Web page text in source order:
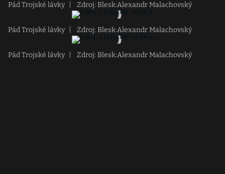
Pád Trojské lávky Zdroj: Blesk:Alexandr Malachovský
Pád Trojské lávky Zdroj: Blesk:Alexandr Malachovský
Pád Trojské lávky Zdroj: Blesk:Alexandr Malachovský